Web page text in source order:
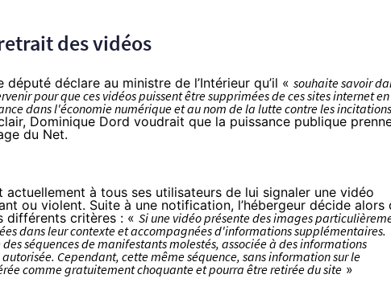
des vidéos
député déclare au ministre de l’Intérieur qu’il « souhaite savoir
pour que ces vidéos puissent être supprimées de ces sites internet en
dans l'économie numérique et au nom de la lutte contre les
Dominique Dord voudrait que la puissance publique
du Net.
actuellement à tous ses utilisateurs de lui signaler une vidéo
ou violent. Suite à une notification, l’hébergeur décide alors
différents critères : « Si une vidéo présente des images
dans leur contexte et accompagnées d'informations supplémentaires.
séquences de manifestants molestés, associée à des informations
Cependant, cette même séquence, sans information sur le
comme gratuitement choquante et pourra être retirée du site »